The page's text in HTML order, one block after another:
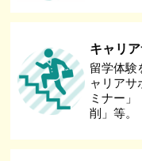
キャリ
留学体験
ャリアサ
ミナー
削」等。